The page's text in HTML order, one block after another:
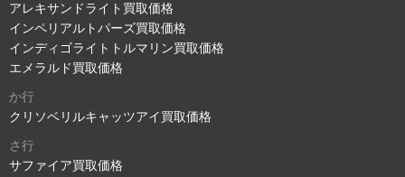
アレキサンドライト買取価格
インペリアルトパーズ買取価格
インディゴライトトルマリン買取価格
エメラルド買取価格
か行
クリソベリルキャッツアイ買取価格
さ行
サファイア買取価格